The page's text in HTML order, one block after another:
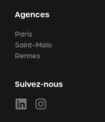
Agences
Paris
Saint-Malo
Rennes
Suivez-nous